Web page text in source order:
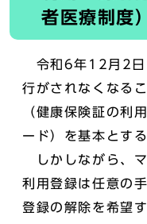
者医療制度）
令和6年12月2日
行がされなくなる
（健康保険証の利
ード）を基本とす
しかしながら、
利用登録は任意の
登録の解除を希望